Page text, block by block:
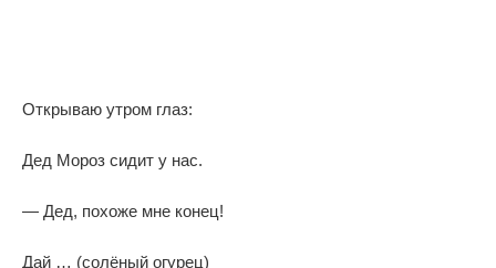
Открываю утром глаз:
Дед Мороз сидит у нас.
— Дед, похоже мне конец!
Дай … (солёный огурец)